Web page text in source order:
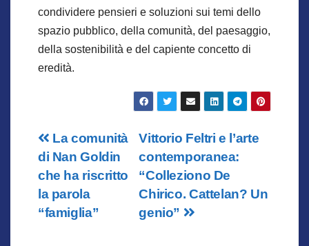
condividere pensieri e soluzioni sui temi dello
spazio pubblico, della comunità, del paesaggio,
della sostenibilità e del capiente concetto di
eredità.
Navigazione
articoli
Vittorio Feltri e l’arte
contemporanea:
“Colleziono De
Chirico. Cattelan? Un
genio”
La comunità
di Nan Goldin
che ha riscritto
la parola
“famiglia”